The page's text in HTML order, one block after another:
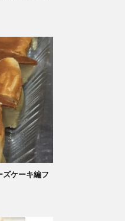
ズケーキ編フ